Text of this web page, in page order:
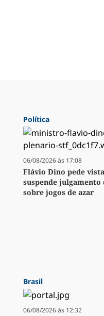
Política
06/08/2026 às 17:08
Flávio Dino pede
suspende julgamento
sobre jogos de azar
Brasil
06/08/2026 às 12:32